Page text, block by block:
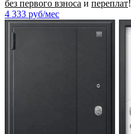
без первого взноса и переплат!
4 333 руб/мес